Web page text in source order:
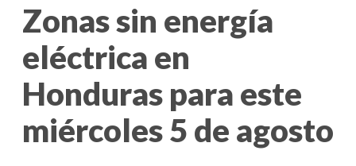
Zonas sin energía
eléctrica en
Honduras para este
miércoles 5 de agosto